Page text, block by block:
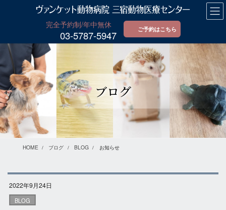
に
移
動
ョ
ン
に
移
動
03-5787-5947
ご予約はこちら
ブログ
HOME ブログ BLOG お知らせ
2022年9月24日
BLOG